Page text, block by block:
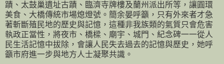
蹟、太鼓巢遺址古蹟、臨濟寺牌樓及蘭州派出所等，讓圓環
美食、大橋傳統市場熄燈號。簡余晏呼籲，只有外來者才急
著斬斷殖民地的歷史與記憶，這種非我族類的氣質只會危害
執政正當性，將夜市、橋樑、廟宇、城門、紀念碑一一從人
民生活記憶中拔除，會讓人民失去過去的記憶與歷史，她呼
籲市府進一步與地方人士凝聚共識。